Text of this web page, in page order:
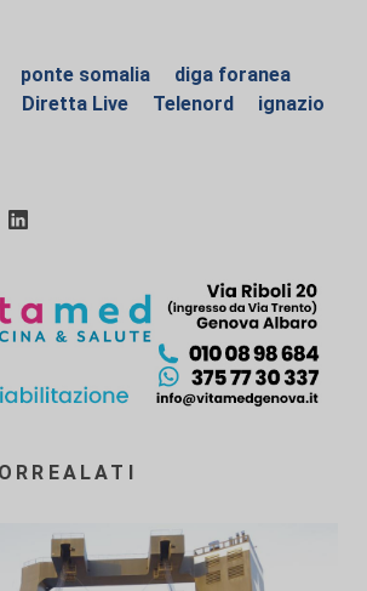
ponte somalia
diga foranea
Diretta Live Telenord
ignazio